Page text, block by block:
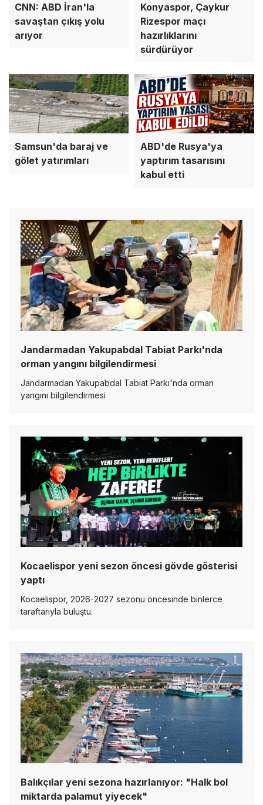
CNN: ABD İran'la
savaştan çıkış yolu
arıyor
Konyaspor, Çaykur
Rizespor maçı
hazırlıklarını
sürdürüyor
Samsun'da baraj ve
gölet yatırımları
ABD'de Rusya'ya
yaptırım tasarısını
kabul etti
Jandarmadan Yakupabdal Tabiat Parkı'nda
orman yangını bilgilendirmesi
Jandarmadan Yakupabdal Tabiat Parkı'nda orman
yangını bilgilendirmesi
Kocaelispor yeni sezon öncesi gövde gösterisi
yaptı
Kocaelispor, 2026-2027 sezonu öncesinde binlerce
taraftarıyla buluştu.
Balıkçılar yeni sezona hazırlanıyor: "Halk bol
miktarda palamut yiyecek"